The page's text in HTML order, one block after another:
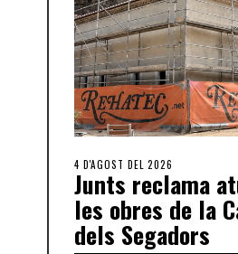
4 D'AGOST DEL 2026
Junts reclama
les obres de la
dels Segadors